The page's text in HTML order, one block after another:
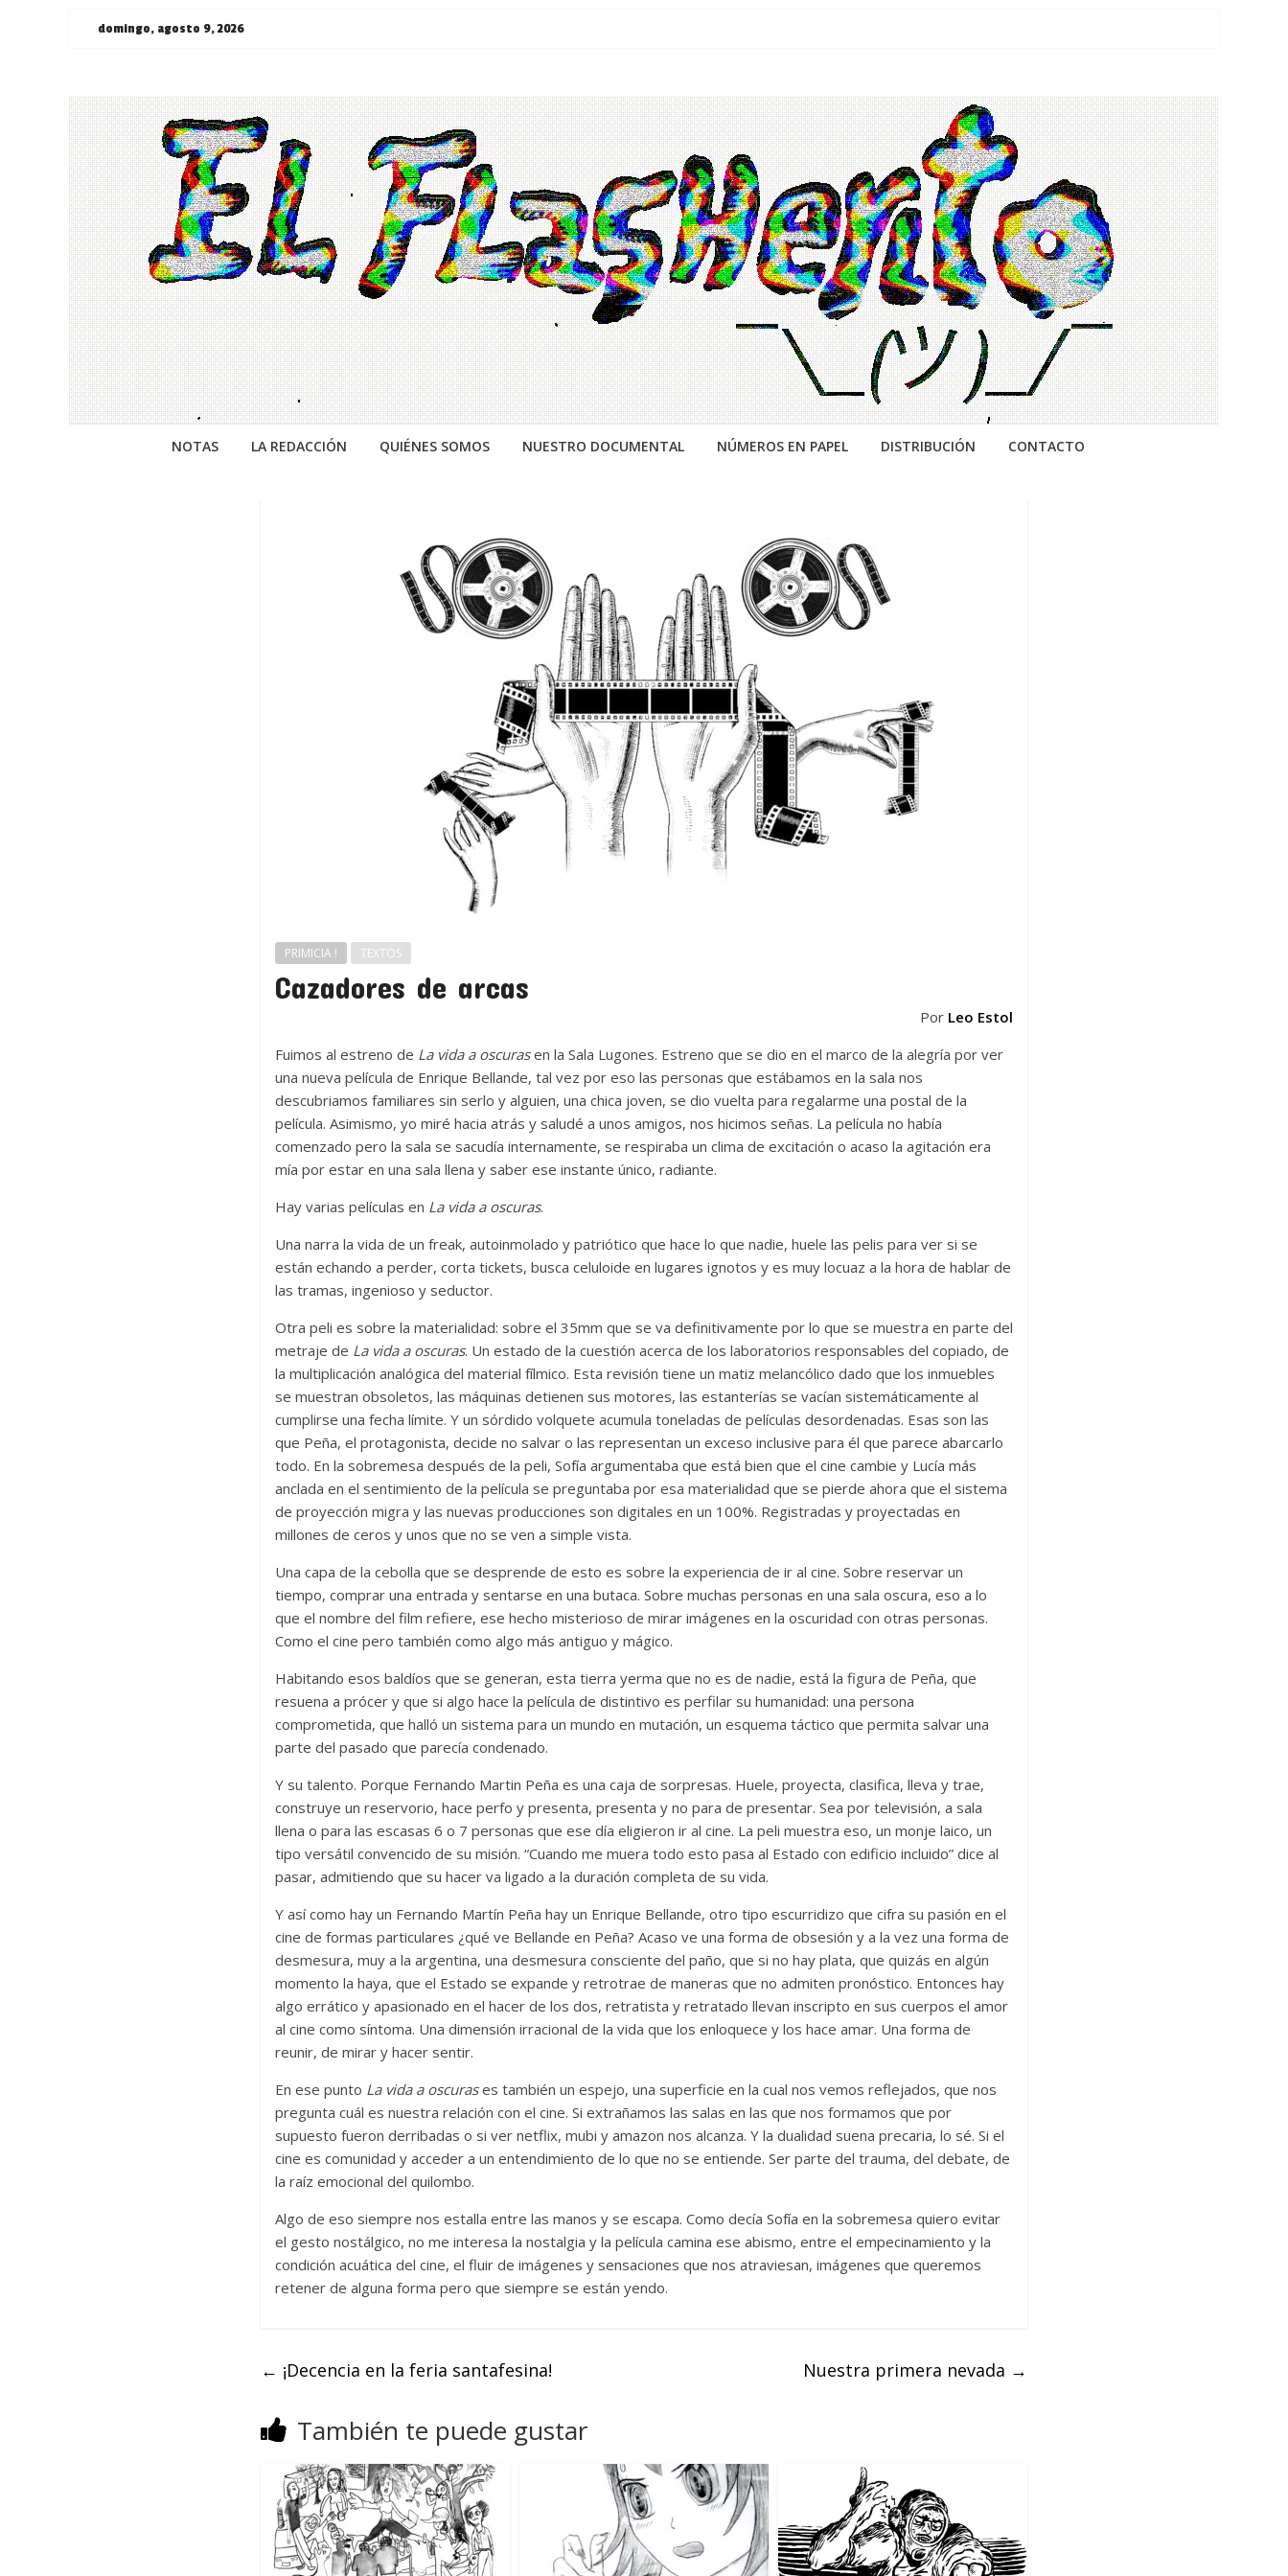
Saltardomingo, agosto 9, 2026
¯\_(ツ)_/
¯
NOTAS LA REDACCIÓN QUIÉNES SOMOS NUESTRO DOCUMENTAL NÚMEROS EN PAPEL DISTRIBUCIÓN CONTACTO
PRIMICIA ! TEXTOS
Cazadores de arcas
Por Leo Estol
Fuimos al estreno de La vida a oscurasen la Sala Lugones. Estreno que se dio en el marco de la alegría por ver
una nueva película de Enrique Bellande, tal vez por eso las personas que estábamos en la sala nos
descubriamos familiares sin serlo y alguien, una chica joven, se dio vuelta para regalarme una postal de la
película. Asimismo, yo miré hacia atrás y saludé a unos amigos, nos hicimos señas. La película no había
comenzado pero la sala se sacudía internamente, se respiraba un clima de excitación o acaso la agitación era
mía por estar en una sala llena y saber ese instante único, radiante.
Hay varias películas en La vida a oscuras.
Una narra la vida de un freak, autoinmolado y patriótico que hace lo que nadie, huele las pelis para ver si se
están echando a perder, corta tickets, busca celuloide en lugares ignotos y es muy locuaz a la hora de hablar de
las tramas, ingenioso y seductor.
Otra peli es sobre la materialidad: sobre el 35mm que se va definitivamente por lo que se muestra en parte del
metraje de La vida a oscuras. Un estado de la cuestión acerca de los laboratorios responsables del copiado, de
la multiplicación analógica del material fílmico. Esta revisión tiene un matiz melancólico dado que los inmuebles
se muestran obsoletos, las máquinas detienen sus motores, las estanterías se vacían sistemáticamente al
cumplirse una fecha límite. Y un sórdido volquete acumula toneladas de películas desordenadas. Esas son las
que Peña, el protagonista, decide no salvar o las representan un exceso inclusive para él que parece abarcarlo
todo. En la sobremesa después de la peli, Sofía argumentaba que está bien que el cine cambie y Lucía más
anclada en el sentimiento de la película se preguntaba por esa materialidad que se pierde ahora que el sistema
de proyección migra y las nuevas producciones son digitales en un 100%. Registradas y proyectadas en
millones de ceros y unos que no se ven a simple vista.
Una capa de la cebolla que se desprende de esto es sobre la experiencia de ir al cine. Sobre reservar un
tiempo, comprar una entrada y sentarse en una butaca. Sobre muchas personas en una sala oscura, eso a lo
que el nombre del film refiere, ese hecho misterioso de mirar imágenes en la oscuridad con otras personas.
Como el cine pero también como algo más antiguo y mágico.
Habitando esos baldíos que se generan, esta tierra yerma que no es de nadie, está la figura de Peña, que
resuena a prócer y que si algo hace la película de distintivo es perfilar su humanidad: una persona
comprometida, que halló un sistema para un mundo en mutación, un esquema táctico que permita salvar una
parte del pasado que parecía condenado.
Y su talento. Porque Fernando Martin Peña es una caja de sorpresas. Huele, proyecta, clasifica, lleva y trae,
construye un reservorio, hace perfo y presenta, presenta y no para de presentar. Sea por televisión, a sala
llena o para las escasas 6 o 7 personas que ese día eligieron ir al cine. La peli muestra eso, un monje laico, un
tipo versátil convencido de su misión. “Cuando me muera todo esto pasa al Estado con edificio incluido” dice al
pasar, admitiendo que su hacer va ligado a la duración completa de su vida.
Y así como hay un Fernando Martín Peña hay un Enrique Bellande, otro tipo escurridizo que cifra su pasión en el
cine de formas particulares ¿qué ve Bellande en Peña? Acaso ve una forma de obsesión y a la vez una forma de
desmesura, muy a la argentina, una desmesura consciente del paño, que si no hay plata, que quizás en algún
momento la haya, que el Estado se expande y retrotrae de maneras que no admiten pronóstico. Entonces hay
algo errático y apasionado en el hacer de los dos, retratista y retratado llevan inscripto en sus cuerpos el amor
al cine como síntoma. Una dimensión irracional de la vida que los enloquece y los hace amar. Una forma de
reunir, de mirar y hacer sentir.
En ese punto La vida a oscurases también un espejo, una superficie en la cual nos vemos reflejados, que nos
pregunta cuál es nuestra relación con el cine. Si extrañamos las salas en las que nos formamos que por
supuesto fueron derribadas o si ver netflix, mubi y amazon nos alcanza. Y la dualidad suena precaria, lo sé. Si el
cine es comunidad y acceder a un entendimiento de lo que no se entiende. Ser parte del trauma, del debate, de
la raíz emocional del quilombo.
Algo de eso siempre nos estalla entre las manos y se escapa. Como decía Sofía en la sobremesa quiero evitar
el gesto nostálgico, no me interesa la nostalgia y la película camina ese abismo, entre el empecinamiento y la
condición acuática del cine, el fluir de imágenes y sensaciones que nos atraviesan, imágenes que queremos
retener de alguna forma pero que siempre se están yendo.
← ¡Decencia en la feria santafesina! Nuestra primera nevada →
También te puede gustar